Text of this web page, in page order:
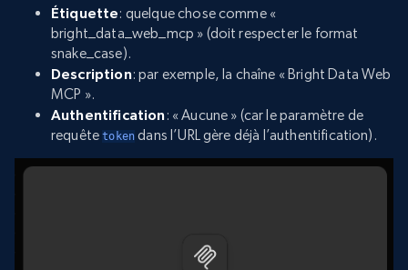
Étiquette: quelque chose comme «
bright_data_web_mcp » (doit respecter le format
snake_case).
Description: par exemple, la chaîne « Bright Data Web
MCP ».
Authentification: « Aucune » (car le paramètre de
requêtetoken dans l’URL gère déjà l’authentification).